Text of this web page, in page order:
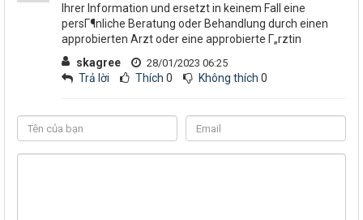
Ihrer Information und ersetzt in keinem Fall eine
persГ¶nliche Beratung oder Behandlung durch einen
approbierten Arzt oder eine approbierte Г„rztin
skagree
28/01/2023 06:25
Trả lời Thích 0 Không thích 0